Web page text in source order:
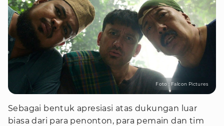
Foto : Falcon Pictures
Sebagai bentuk apresiasi atas dukungan luar
biasa dari para penonton, para pemain dan tim